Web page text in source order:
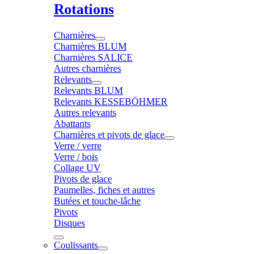
Rotations
Charnières
Charnières BLUM
Charnières SALICE
Autres charnières
Relevants
Relevants BLUM
Relevants KESSEBÖHMER
Autres relevants
Abattants
Charnières et pivots de glace
Verre / verre
Verre / bois
Collage UV
Pivots de glace
Paumelles, fiches et autres
Butées et touche-lâche
Pivots
Disques
Coulissants